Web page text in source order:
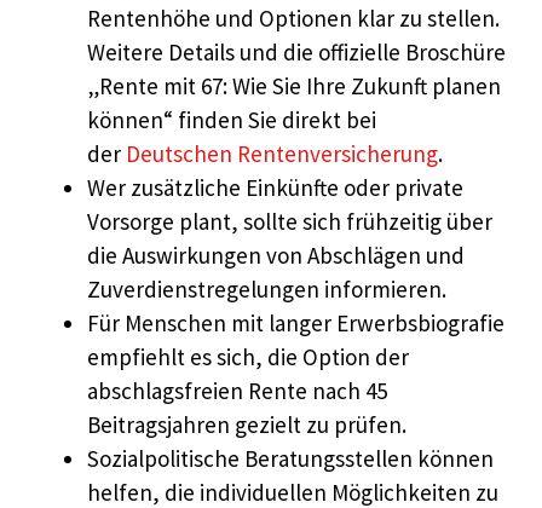
Rentenhöhe und Optionen klar zu stellen.
Weitere Details und die offizielle Broschüre
„Rente mit 67: Wie Sie Ihre Zukunft planen
können“ finden Sie direkt bei
der Deutschen Rentenversicherung.
Wer zusätzliche Einkünfte oder private
Vorsorge plant, sollte sich frühzeitig über
die Auswirkungen von Abschlägen und
Zuverdienstregelungen informieren.
Für Menschen mit langer Erwerbsbiografie
empfiehlt es sich, die Option der
abschlagsfreien Rente nach 45
Beitragsjahren gezielt zu prüfen.
Sozialpolitische Beratungsstellen können
helfen, die individuellen Möglichkeiten zu